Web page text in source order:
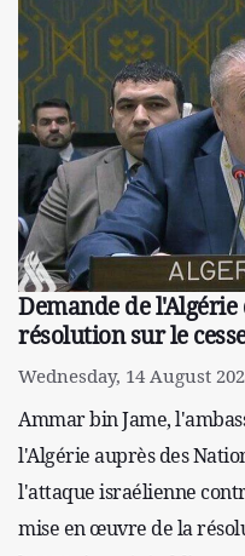
Demande de
résolution sur le
Wednesday, 14 August
Ammar bin Jame,
l'Algérie auprès des
l'attaque israélienne
mise en œuvre de la